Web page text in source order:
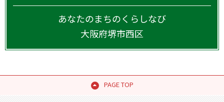
あなたのまちのくらしなび
大阪府堺市西区
PAGE TOP